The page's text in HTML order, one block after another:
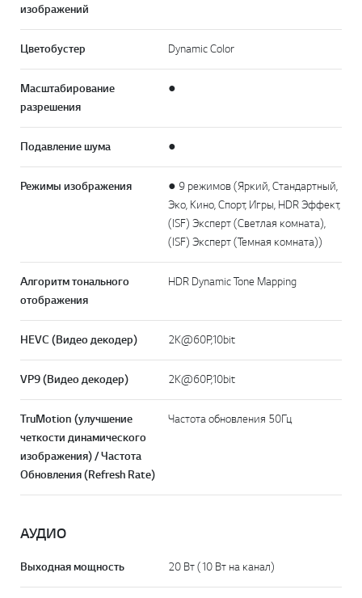
изображений
Цветобустер Dynamic Color
Масштабирование
разрешения
●
Подавление шума ●
Режимы изображения
● 9 режимов (Яркий, Стандартный,
Эко, Кино, Спорт, Игры, HDR Эффект,
(ISF) Эксперт (Светлая комната),
(ISF) Эксперт (Темная комната))
Алгоритм тонального
отображения
HDR Dynamic Tone Mapping
HEVC (Видео декодер) 2K@60P,10bit
VP9 (Видео декодер) 2K@60P,10bit
TruMotion (улучшение
четкости динамического
изображения) / Частота
Обновления (Refresh Rate)
Частота обновления 50Гц
АУДИО
Выходная мощность 20 Вт (10 Вт на канал)